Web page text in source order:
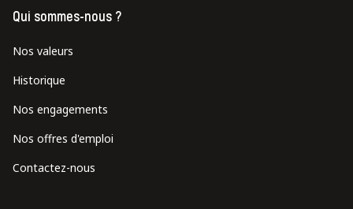
Qui sommes-nous ?
Nos valeurs
Historique
Nos engagements
Nos offres d'emploi
Contactez-nous